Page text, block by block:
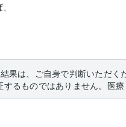
果は、ご自身で判断いただ
るものではありません。医